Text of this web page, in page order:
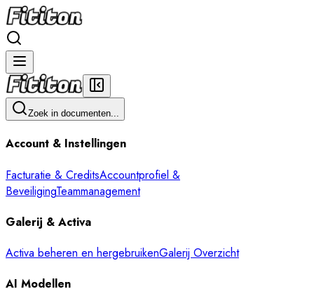
Zoek in documenten...
Account & Instellingen
Facturatie & CreditsAccountprofiel &
BeveiligingTeammanagement
Galerij & Activa
Activa beheren en hergebruikenGalerij Overzicht
AI Modellen